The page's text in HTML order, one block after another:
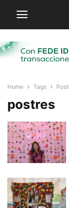
Home Tags
postres